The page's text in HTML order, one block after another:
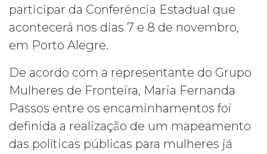
participar da Conferência Estadual que
acontecerá nos dias 7 e 8 de novembro,
em Porto Alegre.
De acordo com a representante do Grupo
Mulheres de Fronteira, Maria Fernanda
Passos entre os encaminhamentos foi
definida a realização de um mapeamento
das políticas públicas para mulheres já